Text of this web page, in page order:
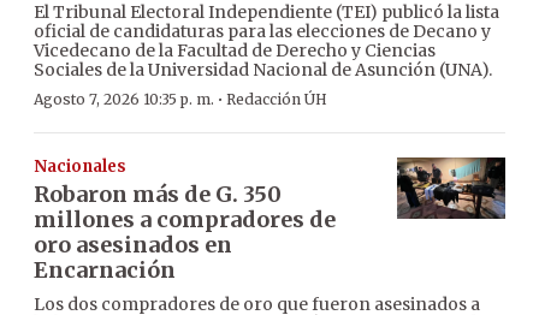
El Tribunal Electoral Independiente (TEI) publicó la lista
oficial de candidaturas para las elecciones de Decano y
Vicedecano de la Facultad de Derecho y Ciencias
Sociales de la Universidad Nacional de Asunción (UNA).
Agosto 7, 2026 10:35 p. m. · Redacción ÚH
Nacionales
Robaron más de G. 350
millones a compradores de
oro asesinados en
Encarnación
Los dos compradores de oro que fueron asesinados a